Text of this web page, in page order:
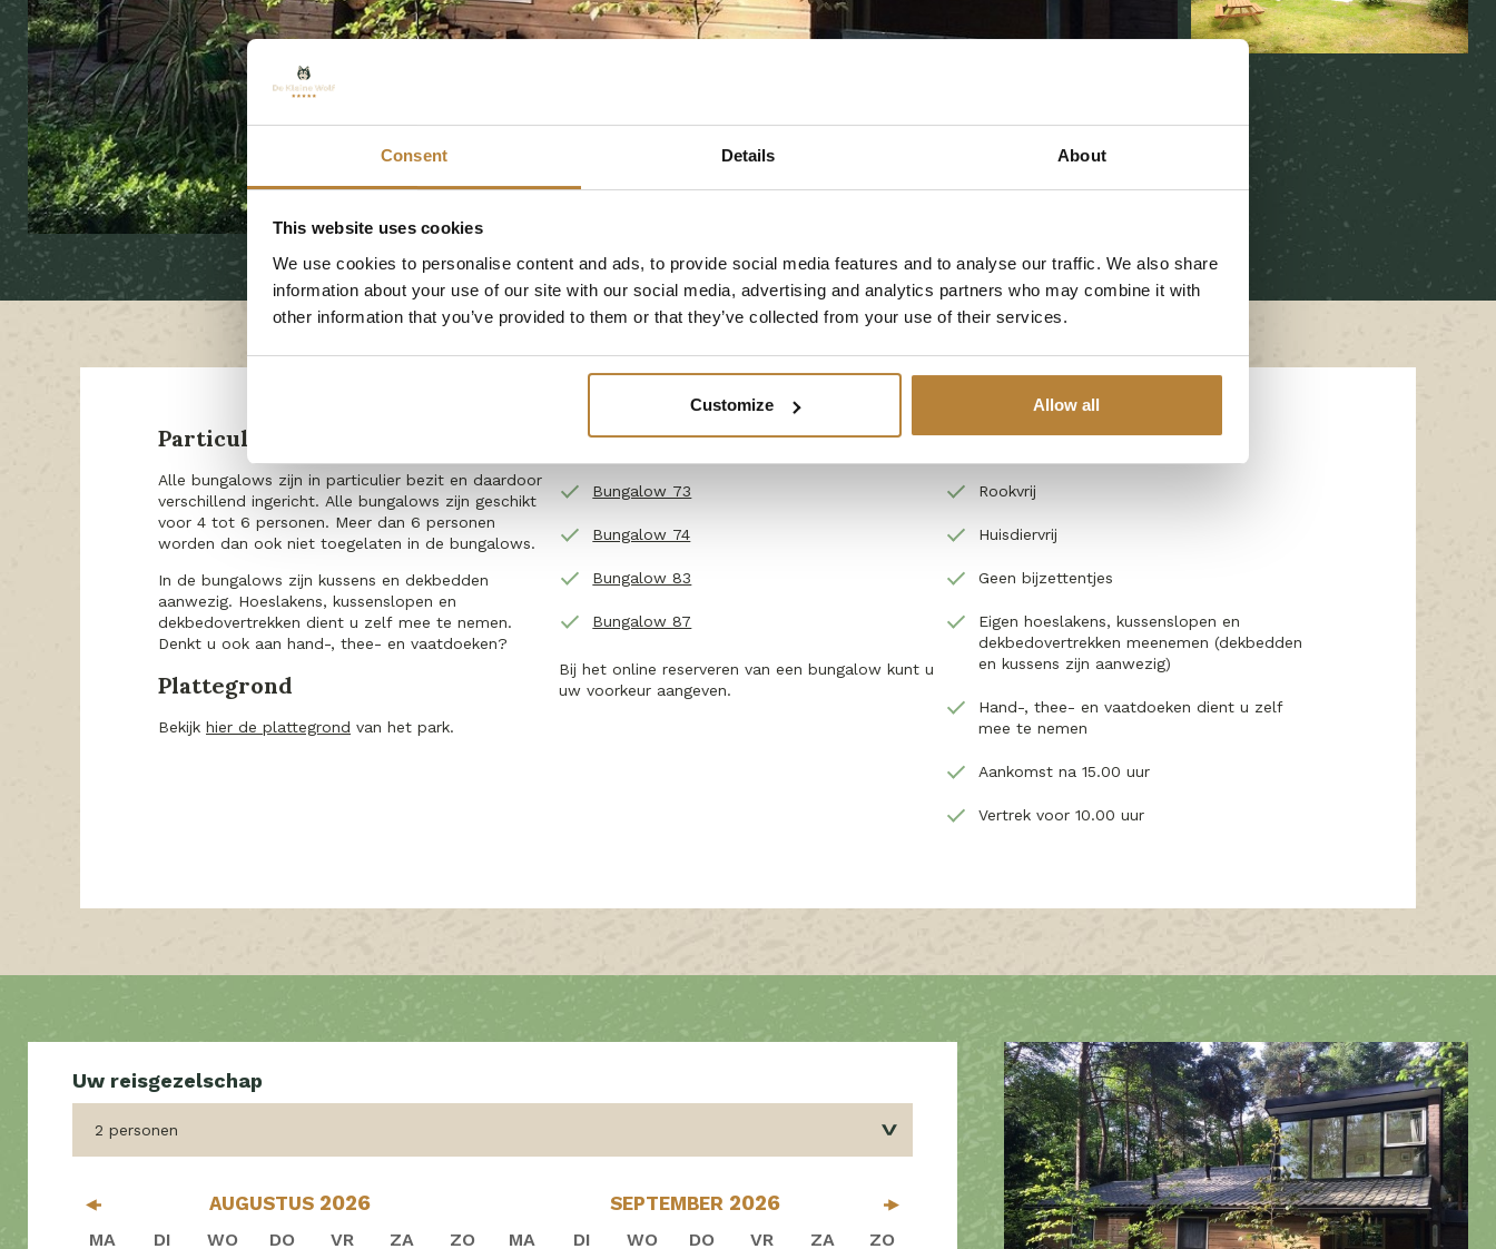
Consent Details About
This website uses cookies
We use cookies to personalise content and ads, to provide social media features and to analyse our traffic. We also share
information about your use of our site with our social media, advertising and analytics partners who may combine it with
other information that you’ve provided to them or that they’ve collected from your use of their services.
Customize Allow all
Particulier bezit
Alle bungalows zijn in particulier bezit en daardoor
verschillend ingericht. Alle bungalows zijn geschikt
voor 4 tot 6 personen. Meer dan 6 personen
worden dan ook niet toegelaten in de bungalows.
In de bungalows zijn kussens en dekbedden
aanwezig. Hoeslakens, kussenslopen en
dekbedovertrekken dient u zelf mee te nemen.
Denkt u ook aan hand-, thee- en vaatdoeken?
Plattegrond
Bekijk hier de plattegrond van het park.
Meer informatie en foto's
Bungalow 73
Bungalow 74
Bungalow 83
Bungalow 87
Bij het online reserveren van een bungalow kunt u
uw voorkeur aangeven.
Belangrijke informatie
Rookvrij
Huisdiervrij
Geen bijzettentjes
Eigen hoeslakens, kussenslopen en
dekbedovertrekken meenemen (dekbedden
en kussens zijn aanwezig)
Hand-, thee- en vaatdoeken dient u zelf
mee te nemen
Aankomst na 15.00 uur
Vertrek voor 10.00 uur
2 personen
AUGUSTUS 2026
MA DI WO DO VR ZA ZO
SEPTEMBER 2026
MA DI WO DO VR ZA ZO